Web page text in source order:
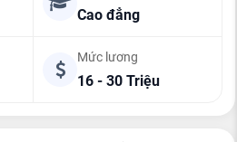
Cao đẳng
Mức lương
16 - 30 Triệu